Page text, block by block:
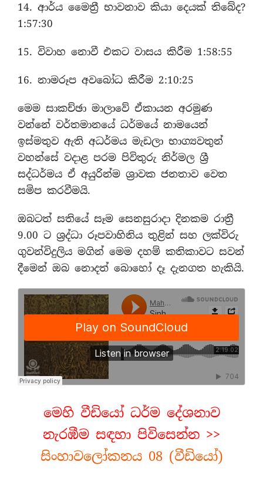
14. ආර්ය මෛත්‍රී භාවනාව කියා දෙයක් තිබේද?
1:57:30
15. විවාහ නොවී එකට වාසය කිරීම 1:58:55
16. නාමරූප අවබෝධ කිරීම 2:10:25
මෙම සාකච්ඡා මාලාවේ ඒකායන අරමුණ
වන්නේ වර්තමානයේ ධර්මයේ නාමයෙන්
ඉස්මතුව ඇති අධර්මය මැඩලා භාග්‍යවතුන්
වහන්සේ වදාළ පරම පිවිතුරු නිර්මල ශ්‍රී
සද්ධර්මය ඒ අයුරින්ම ශ්‍රාවක ජනතාව වෙත
සමිප කරවීමයි.
ඔබටත් සතියේ සෑම සෙනසුරාදා දිනකම රාත්‍රී
9.00 ට ශ්‍රද්ධා රූපවාහිනිය තුළින් සහ ලක්විරු
ගුවන්විදුලිය මගින් මෙම දහම් කතිකාවට සවන්
දීමෙන් ඔබ නොදත් බොහෝ දෑ දැනගත හැකියි.
මෙහි වීඩියෝ ධර්ම දේශනාව
නැරඹීම සඳහා පිවිසෙන්න >>
සිංහාවලෝකනය 08 (වීඩියෝ)